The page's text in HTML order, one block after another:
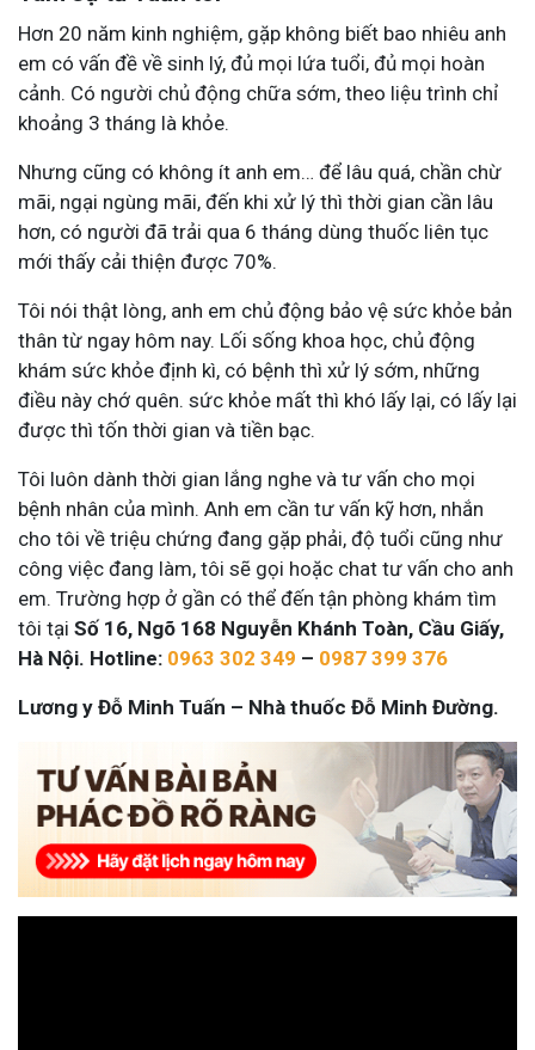
Hơn 20 năm kinh nghiệm, gặp không biết bao nhiêu anh
em có vấn đề về sinh lý, đủ mọi lứa tuổi, đủ mọi hoàn
cảnh. Có người chủ động chữa sớm, theo liệu trình chỉ
khoảng 3 tháng là khỏe.
Nhưng cũng có không ít anh em… để lâu quá, chần chừ
mãi, ngại ngùng mãi, đến khi xử lý thì thời gian cần lâu
hơn, có người đã trải qua 6 tháng dùng thuốc liên tục
mới thấy cải thiện được 70%.
Tôi nói thật lòng, anh em chủ động bảo vệ sức khỏe bản
thân từ ngay hôm nay. Lối sống khoa học, chủ động
khám sức khỏe định kì, có bệnh thì xử lý sớm, những
điều này chớ quên. sức khỏe mất thì khó lấy lại, có lấy lại
được thì tốn thời gian và tiền bạc.
Tôi luôn dành thời gian lắng nghe và tư vấn cho mọi
bệnh nhân của mình. Anh em cần tư vấn kỹ hơn, nhắn
cho tôi về triệu chứng đang gặp phải, độ tuổi cũng như
công việc đang làm, tôi sẽ gọi hoặc chat tư vấn cho anh
em. Trường hợp ở gần có thể đến tận phòng khám tìm
tôi tại Số 16, Ngõ 168 Nguyễn Khánh Toàn, Cầu Giấy,
Hà Nội. Hotline: 0963 302 349 – 0987 399 376
Lương y Đỗ Minh Tuấn – Nhà thuốc Đỗ Minh Đường.